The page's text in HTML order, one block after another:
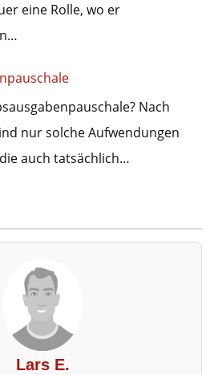
eine Rolle, wo er
Nach
nur solche Aufwendungen
auch tatsächlich…
Lars E.